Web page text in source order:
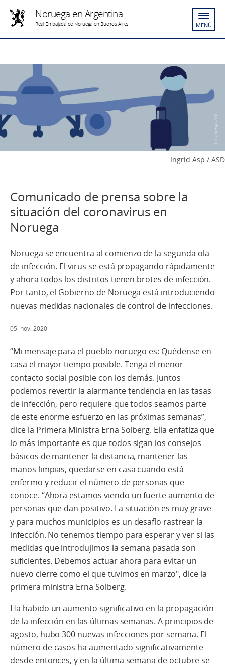
Noruega en Argentina
Real Embajada de Noruega en Buenos Aires MENÚ
Ingrid Asp / ASD
Comunicado de prensa sobre la
situación del coronavirus en
Noruega
Noruega se encuentra al comienzo de la segunda ola
de infección. El virus se está propagando rápidamente
y ahora todos los distritos tienen brotes de infección.
Por tanto, el Gobierno de Noruega está introduciendo
nuevas medidas nacionales de control de infecciones.
05. nov. 2020
“Mi mensaje para el pueblo noruego es: Quédense en
casa el mayor tiempo posible. Tenga el menor
contacto social posible con los demás. Juntos
podemos revertir la alarmante tendencia en las tasas
de infección, pero requiere que todos seamos parte
de este enorme esfuerzo en las próximas semanas”,
dice la Primera Ministra Erna Solberg. Ella enfatiza que
lo más importante es que todos sigan los consejos
básicos de mantener la distancia, mantener las
manos limpias, quedarse en casa cuando está
enfermo y reducir el número de personas que
conoce. “Ahora estamos viendo un fuerte aumento de
personas que dan positivo. La situación es muy grave
y para muchos municipios es un desafío rastrear la
infección. No tenemos tiempo para esperar y ver si las
medidas que introdujimos la semana pasada son
suficientes. Debemos actuar ahora para evitar un
nuevo cierre como el que tuvimos en marzo", dice la
primera ministra Erna Solberg.
Ha habido un aumento significativo en la propagación
de la infección en las últimas semanas. A principios de
agosto, hubo 300 nuevas infecciones por semana. El
número de casos ha aumentado significativamente
desde entonces, y en la última semana de octubre se